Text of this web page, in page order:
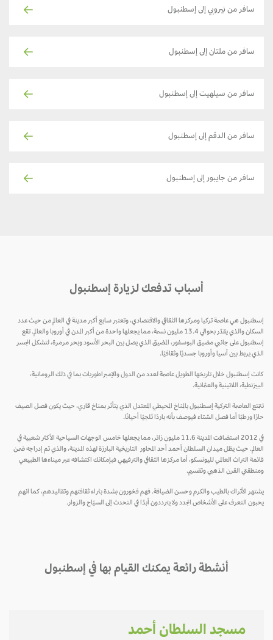
سافر من نيروبي إلى إسطنبول
سافر من ملتان إلى إسطنبول
سافر من سيلهيت إلى إسطنبول
سافر من الدقم إلى إسطنبول
سافر من جايبور إلى إسطنبول
أسباب تدفعك لزيارة إسطنبول
إسطنبول هي عاصمة تركيا ومركزها الثقافي والاقتصادي، وتعتبر سابع أكبر مدينة في العالم من حيث عدد
السكان والذي يقدّر بحوالي 13.4 مليون نسمة، مما يجعلها واحدة من أكبر المدن في أوروبا والعالم. تقع
إسطنبول على جانبي مضيق البوسفور، المضيق الذي يصل بين البحر الأسود وبحر مرمرة، لتشكل الجسر
الذي يربط بين آسيا وأوروبا جسديًا وثقافيًا.
كانت إسطنبول خلال تاريخها الطويل عاصمة لعدد من الدول والإمبراطوريات بما في ذلك الرومانية،
البيزنطية، اللاتينية والعثمانية.
تتمتع العاصمة التركية إسطنبول بالمناخ المحيطي المعتدل الذي يتأثر بمناخ قاري، حيث يكون فصل الصيف
حارًا ورطبًا أما فصل الشتاء فيوصف بأنه باردًا ثلجيًا أحيانًا.
في 2012 استضافت المدينة 11.6 مليون زائر، مما يجعلها خامس الوجهات السياحية الأكثر شعبية في
العالم. حيث يظل ميدان السلطان أحمد أحد المحاور التاريخية البارزة لهذه المدينة، والذي تم إدراجه ضمن
قائمة التراث العالمي لليونسكو، أما مركزها الثقافي والترفيهي فبإمكانك اكتشافه عبر ميناءها الطبيعي
ومنطقتي القرن الذهبي وتقسيم.
يشتهر الأتراك بالطيب والكرم وحسن الضيافة. فهم فخورون بشدة بثراء ثقافتهم وتقاليدهم، كما انهم
يحبون التعرف على الأشخاص الجدد ولا يترددون أبدًا في التحدث إلى السيّاح والزوار.
أنشطة رائعة يمكنك القيام بها في إسطنبول
مسجد السلطان أحمد